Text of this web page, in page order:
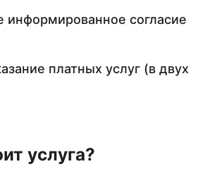
информированное согласие
платных услуг (в двух
услуга?